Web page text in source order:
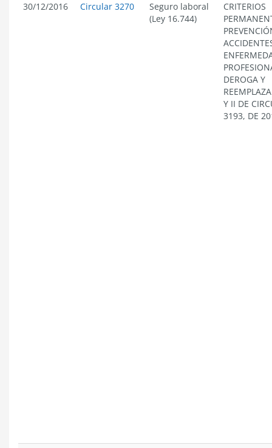
30/12/2016 Circular 3270
Seguro laboral
(Ley 16.744)
CRITERIOS
DEROGA Y
Y II DE
3193, DE